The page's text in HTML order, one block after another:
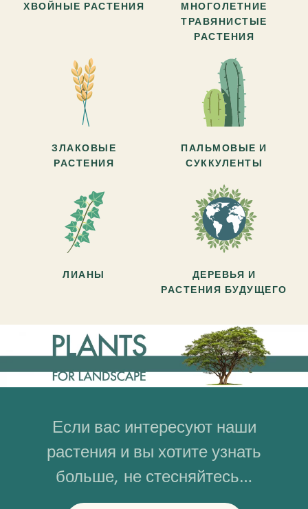
ХВОЙНЫЕ РАСТЕНИЯ
МНОГОЛЕТНИЕ
ТРАВЯНИСТЫЕ
РАСТЕНИЯ
ЗЛАКОВЫЕ
РАСТЕНИЯ
ПАЛЬМОВЫЕ И
СУККУЛЕНТЫ
ЛИАНЫ
ДЕРЕВЬЯ И
РАСТЕНИЯ БУДУЩЕГО
Если вас интересуют наши
растения и вы хотите узнать
больше, не стесняйтесь…